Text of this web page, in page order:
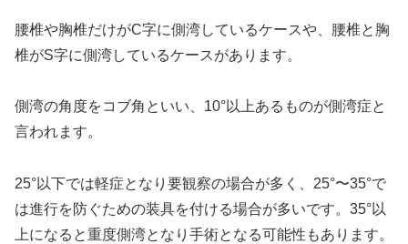
腰椎や胸椎だけがC字に側湾しているケースや、腰椎と胸
椎がS字に側湾しているケースがあります。
側湾の角度をコブ角といい、10°以上あるものが側湾症と
言われます。
25°以下では軽症となり要観察の場合が多く、25°〜35°で
は進行を防ぐための装具を付ける場合が多いです。35°以
上になると重度側湾となり手術となる可能性もあります。